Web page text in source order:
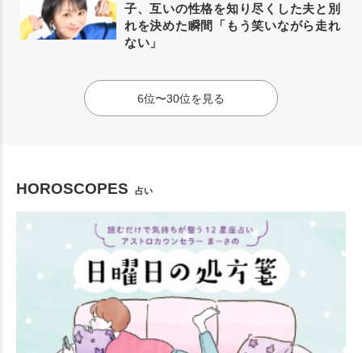
子、互いの性格を知り尽くした夫と別
れを決めた瞬間「もう笑いながら走れ
ない」
6位〜30位を見る
HOROSCOPES 占い